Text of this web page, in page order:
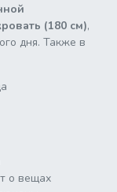
(180 см),
дня. Также в
о вещах